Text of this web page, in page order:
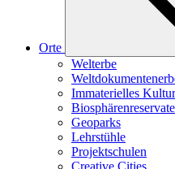
Orte
Welterbe
Immaterielles
Biosphärenreservate
Geoparks
Lehrstühle
Projektschulen